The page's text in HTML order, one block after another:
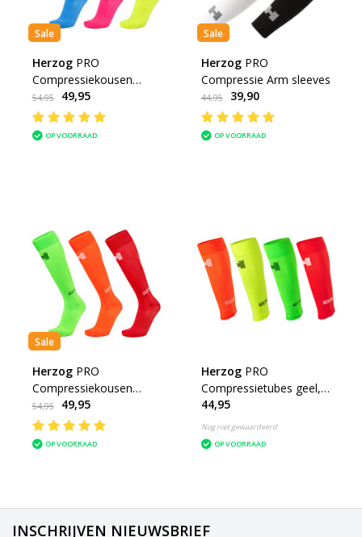
Sale
Herzog PRO
Compressiekousen
blauw, roze en geel
54,95 49,95
OP VOORRAAD
Sale
Herzog PRO
Compressie Arm sleeves
44,95 39,90
OP VOORRAAD
Sale
Herzog PRO
Compressiekousen
groen, oranje en rood
54,95 49,95
OP VOORRAAD
Herzog PRO
Compressietubes geel,
oranje, groen of rood
44,95
Nog niet gewaardeerd
OP VOORRAAD
INSCHRIJVEN NIEUWSBRIEF